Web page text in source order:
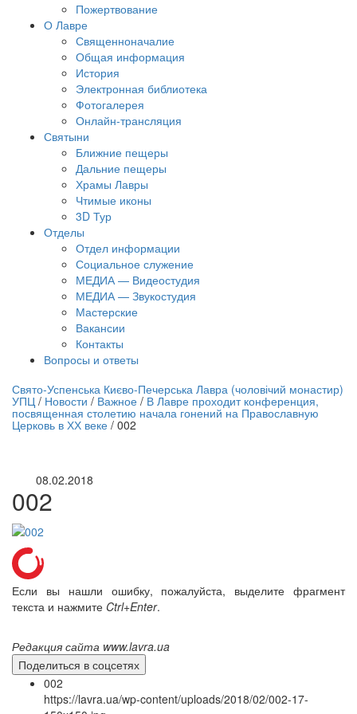
Пожертвование
О Лавре
Священноначалие
Общая информация
История
Электронная библиотека
Фотогалерея
Онлайн-трансляция
Святыни
Ближние пещеры
Дальние пещеры
Храмы Лавры
Чтимые иконы
3D Тур
Отделы
Отдел информации
Социальное служение
МЕДИА — Видеостудия
МЕДИА — Звукостудия
Мастерские
Вакансии
Контакты
Вопросы и ответы
трансляция | 12 сентября
трансляции
Свято-Успенська Києво-Печерська Лавра (чоловічий монастир)
УПЦ / Новости / Важное / В Лавре проходит конференция,
посвященная столетию начала гонений на Православную
Церковь в ХХ веке / 002
08.02.2018
002
Если вы нашли ошибку, пожалуйста, выделите фрагмент
текста и нажмите Ctrl+Enter.
Редакция сайта www.lavra.ua
Поделиться в соцсетях
002
https://lavra.ua/wp-content/uploads/2018/02/002-17-